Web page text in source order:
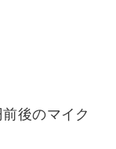
後のマイク